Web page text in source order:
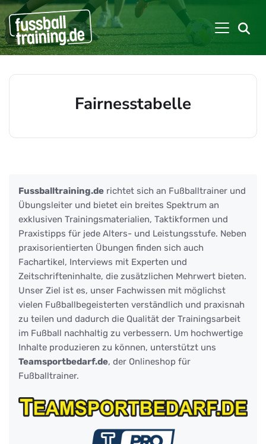
Fairnesstabelle
Fussballtraining.de richtet sich an Fußballtrainer und
Übungsleiter und bietet ein breites Spektrum an
exklusiven Trainingsmaterialien, Taktikformen und
Praxistipps für jede Alters- und Leistungsstufe. Neben
praxisorientierten Übungen finden sich auch
Fachartikel, Interviews mit Experten und
Zeitschrifteninhalte, die zusätzlichen Mehrwert bieten.
Unser Ziel ist es, unser Fachwissen mit möglichst
vielen Fußballbegeisterten verständlich und praxisnah
zu teilen und dadurch die Qualität der Trainingsarbeit
im Fußball nachhaltig zu verbessern. Um hochwertige
Inhalte produzieren zu können, unterstützt uns
Teamsportbedarf.de, der Onlineshop für
Fußballtrainer.